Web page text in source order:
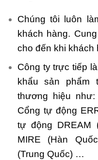
Chúng tôi luôn
khách hàng.
cho đến khi khách
Công ty trực tiếp
khẩu sản
thương hiệu
Cổng tự động
tự động DREAM
MIRE (Hàn
(Trung Quốc) …